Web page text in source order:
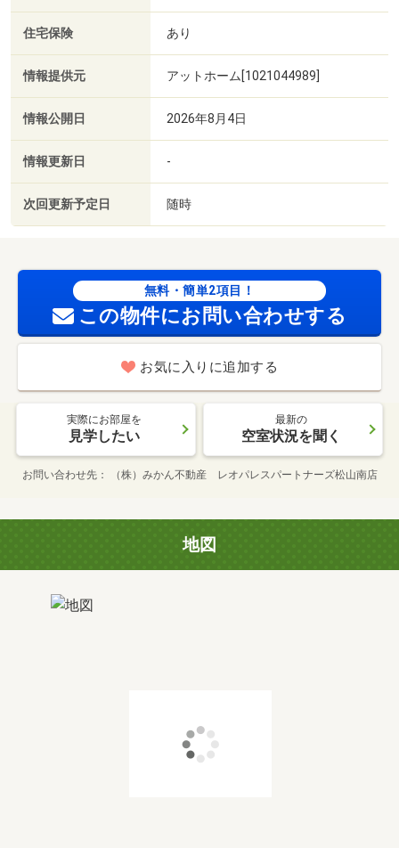
住宅保険 あり
情報提供元 アットホーム[1021044989]
情報公開日 2026年8月4日
情報更新日 -
次回更新予定日 随時
無料・簡単2項目！
この物件にお問い合わせする
お気に入りに追加する
実際にお部屋を
見学したい
最新の
空室状況を聞く
お問い合わせ先 （株）みかん不動産 レオパレスパートナーズ松山南店
地図